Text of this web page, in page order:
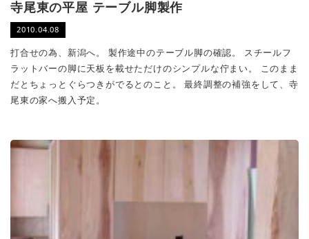
寺尾東の平屋 テーブル脚製作
2010.04.08
打合せの為、新潟へ。 製作途中のテーブル脚の確認。 スチールフ
ラットバーの脚に天板を載せただけのシンプルな佇まい。 このまま
だとちょっとぐらつきがでるとのこと。 最終調整の補強をして、寺
尾東の家へ搬入予定。